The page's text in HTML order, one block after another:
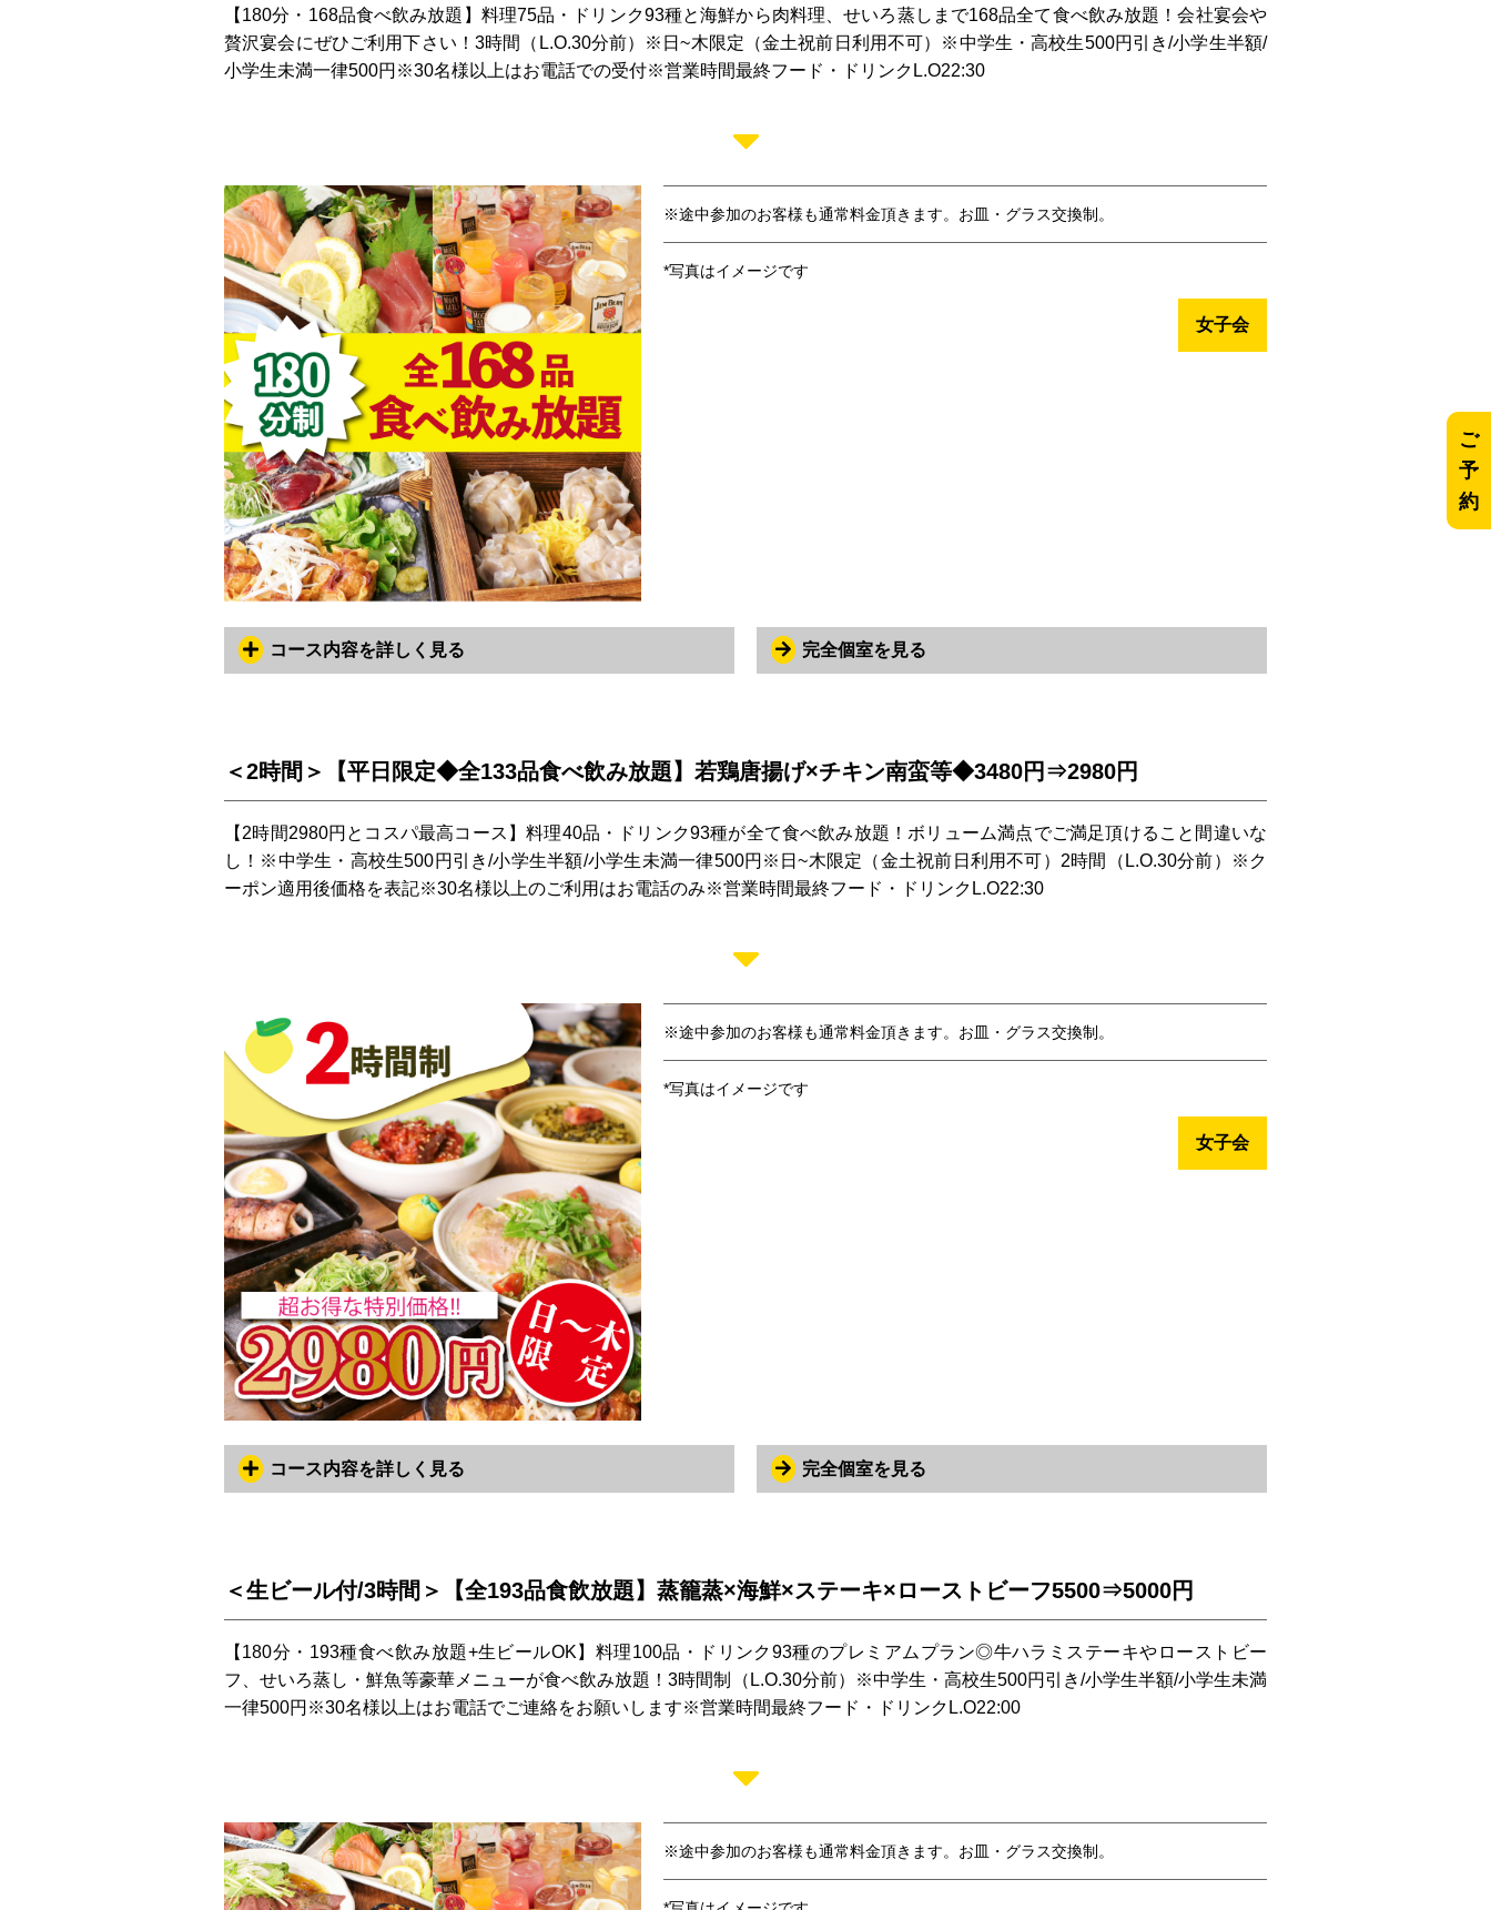
【180分・168品食べ飲み放題】料理75品・ドリンク93種と海鮮から肉料理、せいろ蒸しまで168品全て食べ飲み放題！会社宴会や
贅沢宴会にぜひご利用下さい！3時間（L.O.30分前）※日~木限定（金土祝前日利用不可）※中学生・高校生500円引き/小学生半額/
小学生未満一律500円※30名様以上はお電話での受付※営業時間最終フード・ドリンクL.O22:30
※途中参加のお客様も通常料金頂きます。お皿・グラス交換制。
*写真はイメージです
女子会
完全個室を見る
コース内容を詳しく見る
＜2時間＞【平日限定◆全133品食べ飲み放題】若鶏唐揚げ×チキン南蛮等◆3480円⇒2980円
【2時間2980円とコスパ最高コース】料理40品・ドリンク93種が全て食べ飲み放題！ボリューム満点でご満足頂けること間違いな
し！※中学生・高校生500円引き/小学生半額/小学生未満一律500円※日~木限定（金土祝前日利用不可）2時間（L.O.30分前）※ク
ーポン適用後価格を表記※30名様以上のご利用はお電話のみ※営業時間最終フード・ドリンクL.O22:30
※途中参加のお客様も通常料金頂きます。お皿・グラス交換制。
*写真はイメージです
女子会
完全個室を見る
コース内容を詳しく見る
＜生ビール付/3時間＞【全193品食飲放題】蒸籠蒸×海鮮×ステーキ×ローストビーフ5500⇒5000円
【180分・193種食べ飲み放題+生ビールOK】料理100品・ドリンク93種のプレミアムプラン◎牛ハラミステーキやローストビー
フ、せいろ蒸し・鮮魚等豪華メニューが食べ飲み放題！3時間制（L.O.30分前）※中学生・高校生500円引き/小学生半額/小学生未満
一律500円※30名様以上はお電話でご連絡をお願いします※営業時間最終フード・ドリンクL.O22:00
※途中参加のお客様も通常料金頂きます。お皿・グラス交換制。
ご
予
約